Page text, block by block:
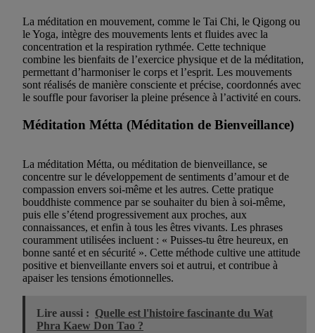
La méditation en mouvement, comme le Tai Chi, le Qigong ou
le Yoga, intègre des mouvements lents et fluides avec la
concentration et la respiration rythmée. Cette technique
combine les bienfaits de l’exercice physique et de la méditation,
permettant d’harmoniser le corps et l’esprit. Les mouvements
sont réalisés de manière consciente et précise, coordonnés avec
le souffle pour favoriser la pleine présence à l’activité en cours.
Méditation Métta (Méditation de Bienveillance)
La méditation Métta, ou méditation de bienveillance, se
concentre sur le développement de sentiments d’amour et de
compassion envers soi-même et les autres. Cette pratique
bouddhiste commence par se souhaiter du bien à soi-même,
puis elle s’étend progressivement aux proches, aux
connaissances, et enfin à tous les êtres vivants. Les phrases
couramment utilisées incluent : « Puisses-tu être heureux, en
bonne santé et en sécurité ». Cette méthode cultive une attitude
positive et bienveillante envers soi et autrui, et contribue à
apaiser les tensions émotionnelles.
Lire aussi : Quelle est l'histoire fascinante du Wat
Phra Kaew Don Tao ?